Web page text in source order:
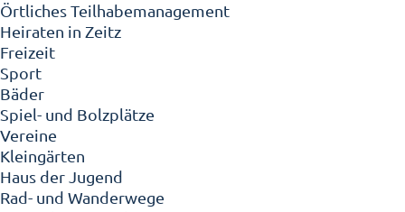
Örtliches Teilhabemanagement
Heiraten in Zeitz
Freizeit
Sport
Bäder
Spiel- und Bolzplätze
Vereine
Kleingärten
Haus der Jugend
Rad- und Wanderwege